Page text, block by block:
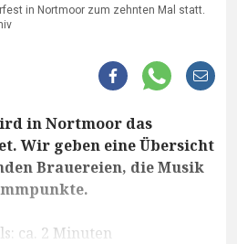
in Nortmoor zum zehnten Mal statt.
in Nortmoor das
Wir geben eine Übersicht
Brauereien, die Musik
ca. 2 Minuten